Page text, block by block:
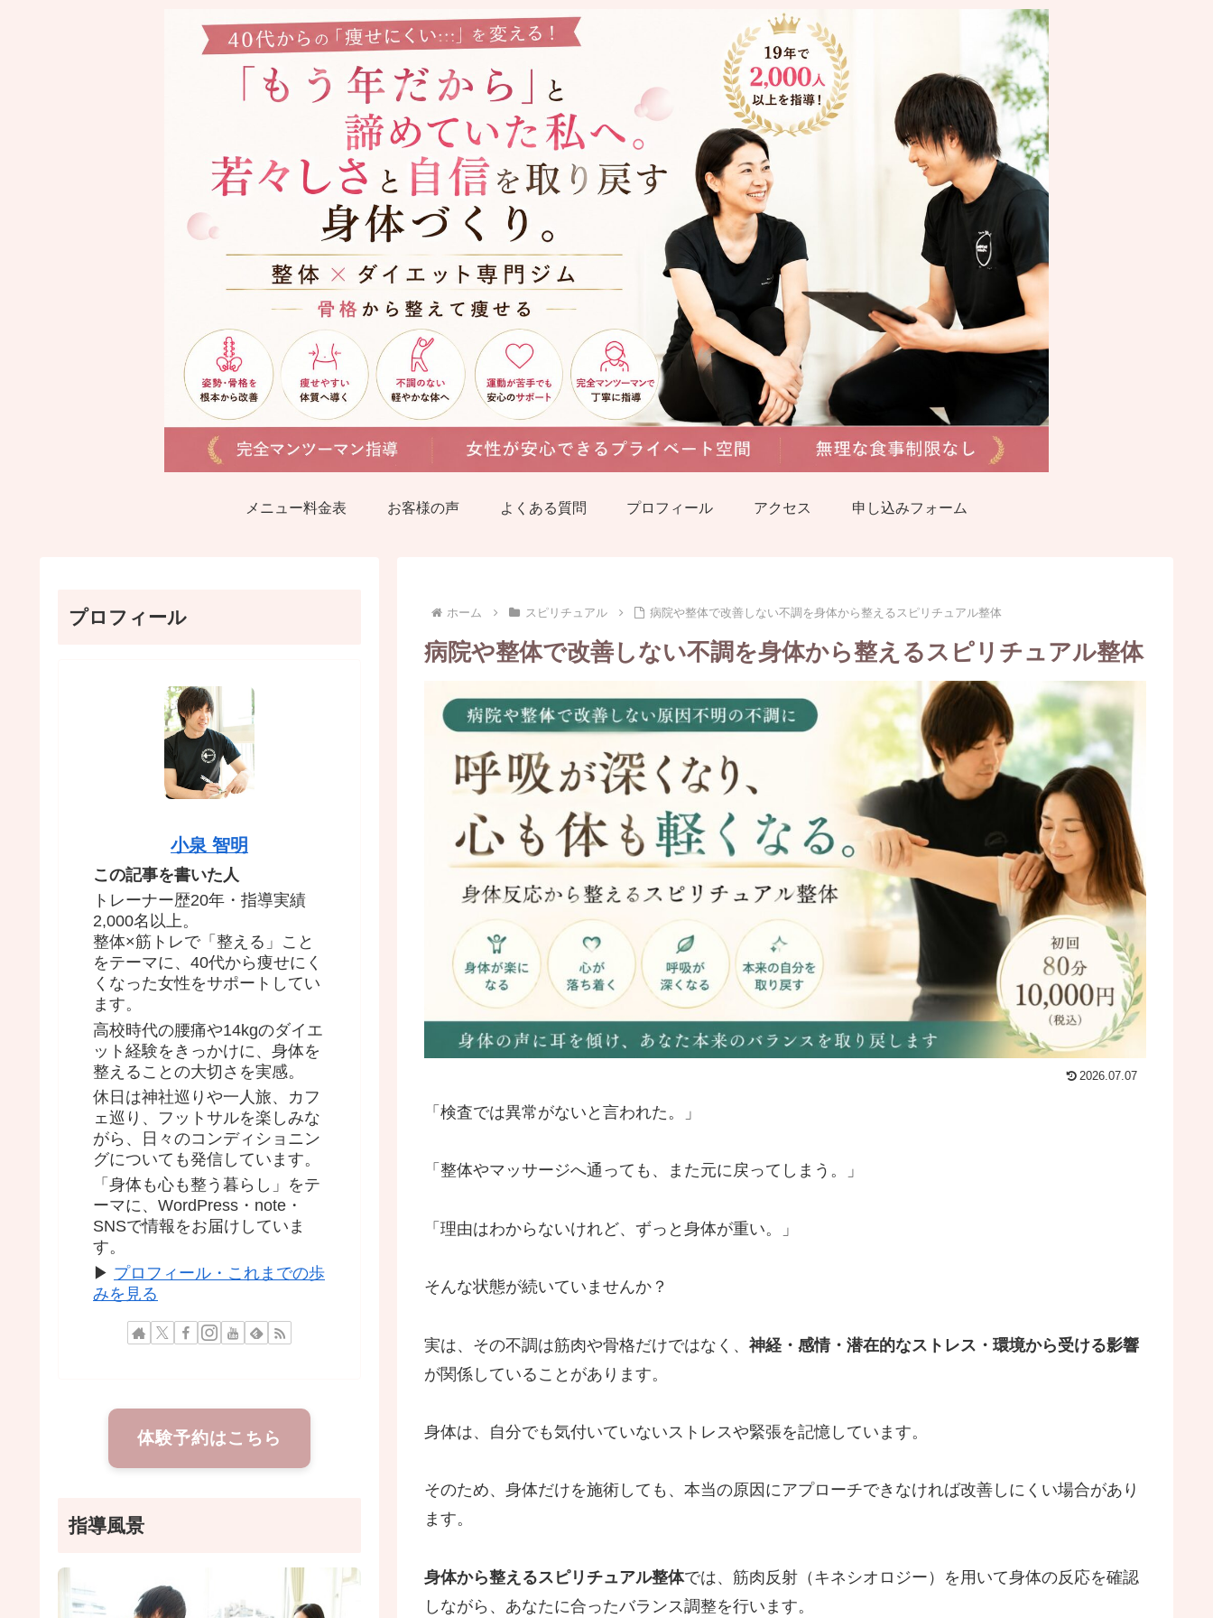
メニュー料金表 お客様の声 よくある質問 プロフィール アクセス 申し込みフォーム
ホーム スピリチュアル 病院や整体で改善しない不調を身体から整えるスピリチュアル整体
病院や整体で改善しない不調を身体から整えるスピリチュアル整体
2026.07.07
「検査では異常がないと言われた。」
「整体やマッサージへ通っても、また元に戻ってしまう。」
「理由はわからないけれど、ずっと身体が重い。」
そんな状態が続いていませんか？
実は、その不調は筋肉や骨格だけではなく、 神経・感情・潜在的なストレス・環境から受ける影響
が関係していることがあります。
身体は、自分でも気付いていないストレスや緊張を記憶しています。
そのため、身体だけを施術しても、本当の原因にアプローチできなければ改善しにくい場合があり
ます。
身体から整えるスピリチュアル整体では、筋肉反射（キネシオロジー）を用いて身体の反応を確認
しながら、あなたに合ったバランス調整を行います。
プロフィール
小泉 智明
この記事を書いた人
トレーナー歴20年・指導実績
2,000名以上。
整体×筋トレで「整える」こと
をテーマに、40代から痩せにく
くなった女性をサポートしてい
ます。
高校時代の腰痛や14kgのダイエ
ット経験をきっかけに、身体を
整えることの大切さを実感。
休日は神社巡りや一人旅、カフ
ェ巡り、フットサルを楽しみな
がら、日々のコンディショニン
グについても発信しています。
「身体も心も整う暮らし」をテ
ーマに、WordPress・note・
SNSで情報をお届けしていま
す。
▶ プロフィール・これまでの歩
みを見る
体験予約はこちら
指導風景